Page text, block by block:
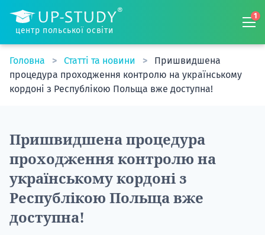
центр польської освіти
1
Головна Статті та новини
Пришвидшена
процедура проходження контролю на українському
кордоні з Республікою Польща вже доступна!
Пришвидшена процедура
проходження контролю на
українському кордоні з
Республікою Польща вже
доступна!